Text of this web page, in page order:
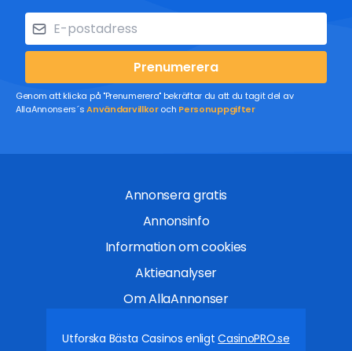
Prenumerera
Genom att klicka på "Prenumerera" bekräftar du att du tagit del av
AllaAnnonsers´sAnvändarvillkoroch Personuppgifter
Annonsera gratis
Annonsinfo
Information om cookies
Aktieanalyser
Om AllaAnnonser
Utforska Bästa Casinos enligtCasinoPRO.se